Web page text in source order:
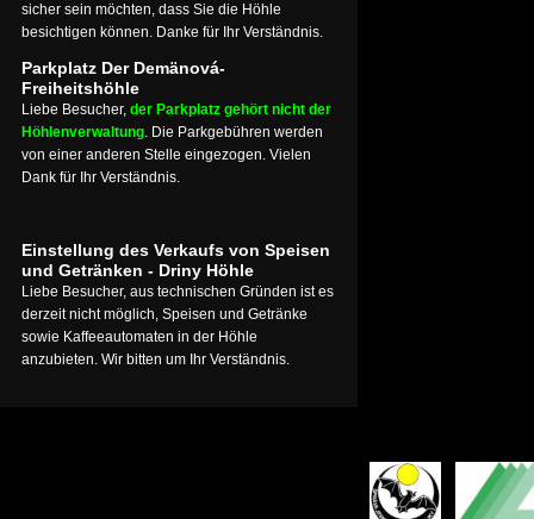
sicher sein möchten, dass Sie die Höhle
besichtigen können. Danke für Ihr Verständnis.
Parkplatz Der Demänová-
Freiheitshöhle
Liebe Besucher, der Parkplatz gehört nicht der
Höhlenverwaltung. Die Parkgebühren werden
von einer anderen Stelle eingezogen. Vielen
Dank für Ihr Verständnis.
Einstellung des Verkaufs von Speisen
und Getränken - Driny Höhle
Liebe Besucher, aus technischen Gründen ist es
derzeit nicht möglich, Speisen und Getränke
sowie Kaffeeautomaten in der Höhle
anzubieten. Wir bitten um Ihr Verständnis.